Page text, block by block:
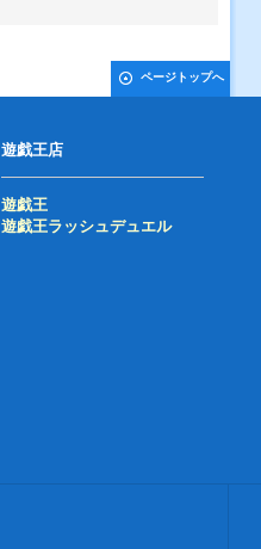
ページトップへ
遊戯王店
遊戯王
遊戯王ラッシュデュエル